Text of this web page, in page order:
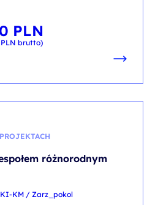
PLN
PLN brutto)
różnorodnym
KM / Zarz_pokol